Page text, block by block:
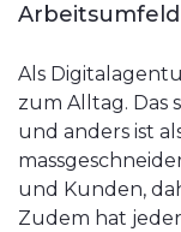
Als
zum Alltag. Das
und anders ist
und Kunden,
Zudem hat